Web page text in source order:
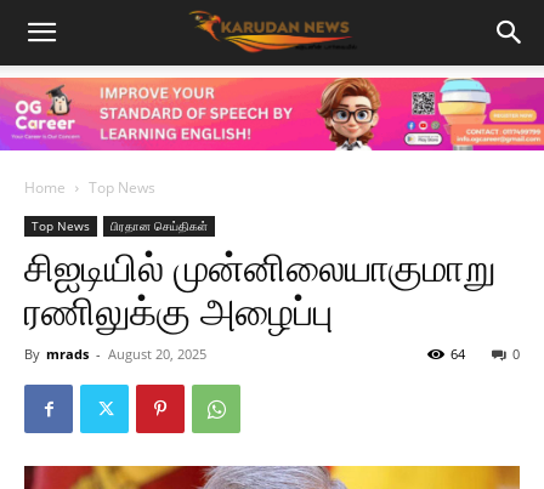
Home Top News
Top News பிரதான செய்திகள்
சிஐடியில் முன்னிலையாகுமாறு
ரணிலுக்கு அழைப்பு
By mrads - August 20, 2025 0
64